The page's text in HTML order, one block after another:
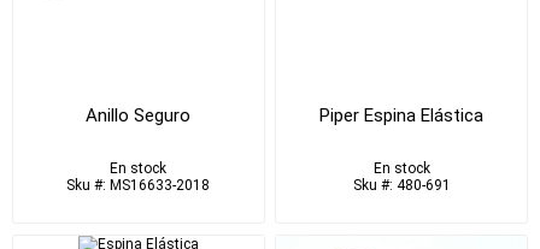
Anillo Seguro
En stock
Sku #: MS16633-2018
Piper Espina Elástica
En stock
Sku #: 480-691